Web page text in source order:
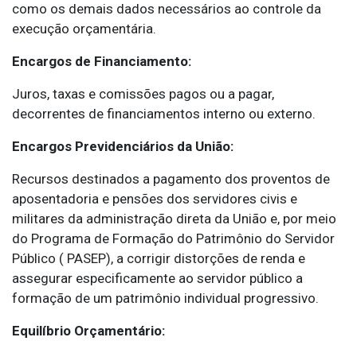
como os demais dados necessários ao controle da
execução orçamentária.
Encargos de Financiamento:
Juros, taxas e comissões pagos ou a pagar,
decorrentes de financiamentos interno ou externo.
Encargos Previdenciários da União:
Recursos destinados a pagamento dos proventos de
aposentadoria e pensões dos servidores civis e
militares da administração direta da União e, por meio
do Programa de Formação do Patrimônio do Servidor
Público ( PASEP), a corrigir distorções de renda e
assegurar especificamente ao servidor público a
formação de um patrimônio individual progressivo.
Equilíbrio Orçamentário: